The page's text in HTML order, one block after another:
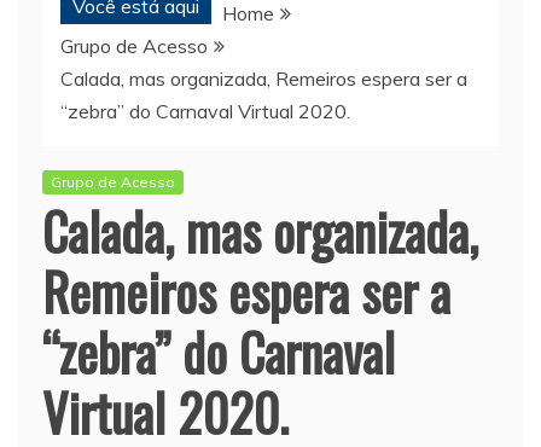
Você está aqui
Home
Grupo de Acesso
Calada, mas organizada, Remeiros espera ser a
“zebra” do Carnaval Virtual 2020.
Grupo de Acesso
Calada, mas organizada,
Remeiros espera ser a
“zebra” do Carnaval
Virtual 2020.